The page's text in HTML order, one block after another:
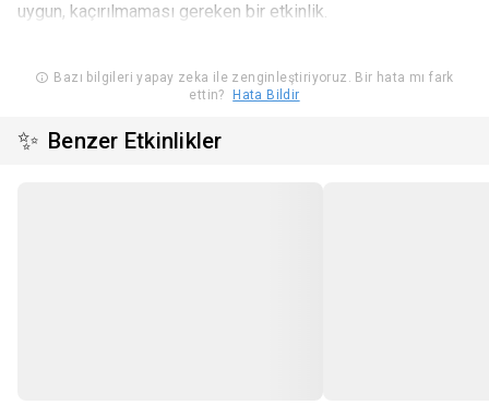
uygun, kaçırılmaması gereken bir etkinlik.
Bazı bilgileri yapay zeka ile zenginleştiriyoruz. Bir hata mı fark
ettin?
Hata Bildir
✨ Benzer Etkinlikler